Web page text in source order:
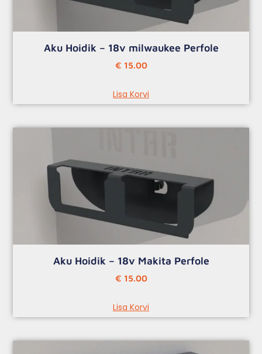
Aku Hoidik – 18v milwaukee Perfole
€ 15.00
Lisa Korvi
Aku Hoidik – 18v Makita Perfole
€ 15.00
Lisa Korvi